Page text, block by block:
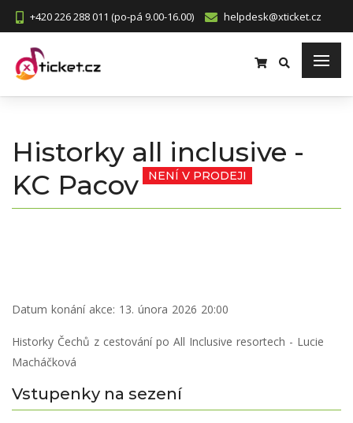
+420 226 288 011 (po-pá 9.00-16.00) helpdesk@xticket.cz
Historky all inclusive -
KC Pacov
NENÍ V PRODEJI
Datum konání akce: 13. února 2026 20:00
Historky Čechů z cestování po All Inclusive resortech - Lucie
Macháčková
Vstupenky na sezení